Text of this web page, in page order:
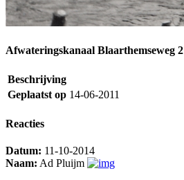
Afwateringskanaal Blaarthemseweg 2
Beschrijving
Geplaatst op 14-06-2011
Reacties
Datum: 11-10-2014
Naam: Ad Pluijm